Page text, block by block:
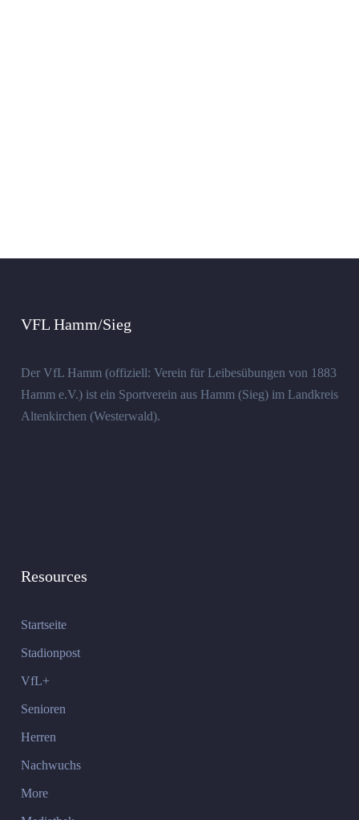
VFL Hamm/Sieg
Der VfL Hamm (offiziell: Verein für Leibesübungen von 1883
Hamm e.V.) ist ein Sportverein aus Hamm (Sieg) im Landkreis
Altenkirchen (Westerwald).
Resources
Startseite
Stadionpost
VfL+
Senioren
Herren
Nachwuchs
More